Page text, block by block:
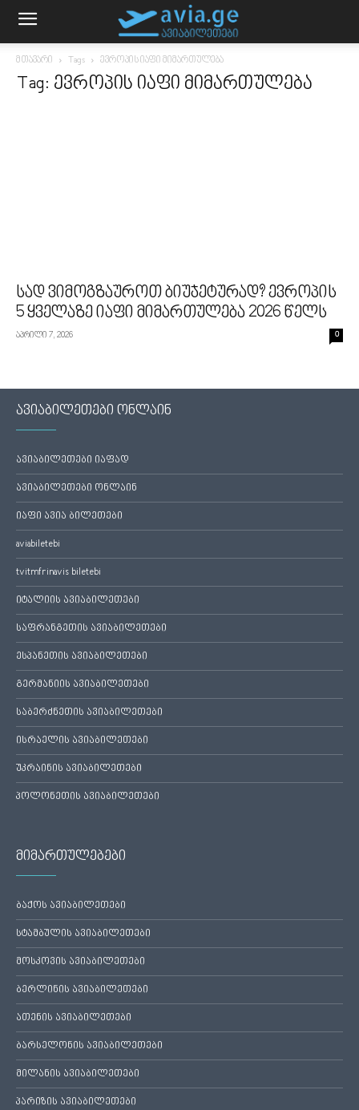
მთავარი Tags ევროპის იაფი მიმართულება
Tag: ევროპის იაფი მიმართულება
სად ვიმოგზაუროთ ბიუჯეტურად? ევროპის
5 ყველაზე იაფი მიმართულება 2026 წელს
აპრილი 7, 2026 0
ავიაბილეთები ონლაინ
ავიაბილეთები იაფად
ავიაბილეთები ონლაინ
იაფი ავია ბილეთები
aviabiletebi
tvitmfrinavis biletebi
იტალიის ავიაბილეთები
საფრანგეთის ავიაბილეთები
ესპანეთის ავიაბილეთები
გერმანიის ავიაბილეთები
საბერძნეთის ავიაბილეთები
ისრაელის ავიაბილეთები
უკრაინის ავიაბილეთები
პოლონეთის ავიაბილეთები
მიმართულებები
ბაქოს ავიაბილეთები
სტამბულის ავიაბილეთები
მოსკოვის ავიაბილეთები
ბერლინის ავიაბილეთები
ათენის ავიაბილეთები
ბარსელონის ავიაბილეთები
მილანის ავიაბილეთები
პარიზის ავიაბილეთები